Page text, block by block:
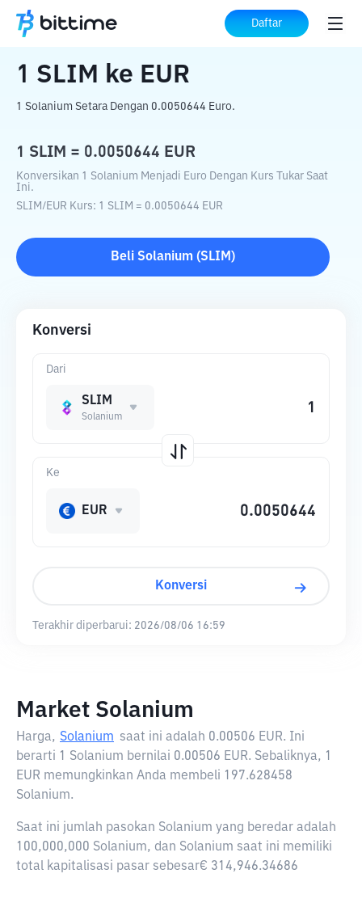
Daftar
Beranda Konverter Kripto ke EUR
1 SLIM ke EUR
1 Solanium Setara Dengan 0.0050644 Euro.
1 SLIM = 0.0050644 EUR
Konversikan 1 Solanium Menjadi Euro Dengan Kurs Tukar Saat
Ini.
SLIM/EUR Kurs: 1 SLIM = 0.0050644 EUR
Beli Solanium (SLIM )
Konversi
Dari
SLIM
Solanium
Ke
EUR
Konversi
Terakhir diperbarui: 2026/08/06 16:59
Market Solanium
Harga, Solanium saat ini adalah 0.00506 EUR. Ini
berarti 1 Solanium bernilai 0.00506 EUR. Sebaliknya, 1
EUR memungkinkan Anda membeli 197.628458
Solanium.
Saat ini jumlah pasokan Solanium yang beredar adalah
100,000,000 Solanium, dan Solanium saat ini memiliki
total kapitalisasi pasar sebesar€ 314,946.34686